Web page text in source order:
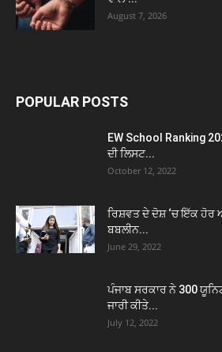
August 7, 2026
POPULAR POSTS
EW School Ranking
ਦੀ ਲਿਸਟ...
October 12, 2022
ਰਿਸ਼ਵਤ ਦੇ ਦੋਸ਼ ‘ਚ ਇੱਕ ਹੋਰ
ਬਬਲੀਨ...
June 29, 2022
ਪੰਜਾਬ ਸਰਕਾਰ ਨੇ 300
ਜਾਰੀ ਕੀਤੇ...
July 12, 2022